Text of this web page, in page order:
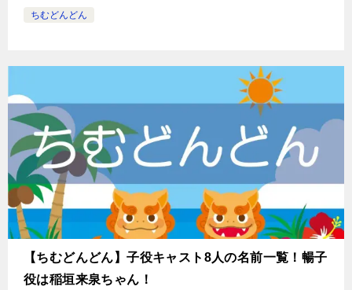
ちむどんどん
【ちむどんどん】子役キャスト8人の名前一覧！暢子
役は稲垣来泉ちゃん！